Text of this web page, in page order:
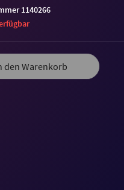
den Warenkorb
1140266